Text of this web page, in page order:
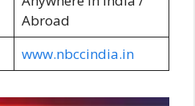
Abroad
www.nbccindia.in